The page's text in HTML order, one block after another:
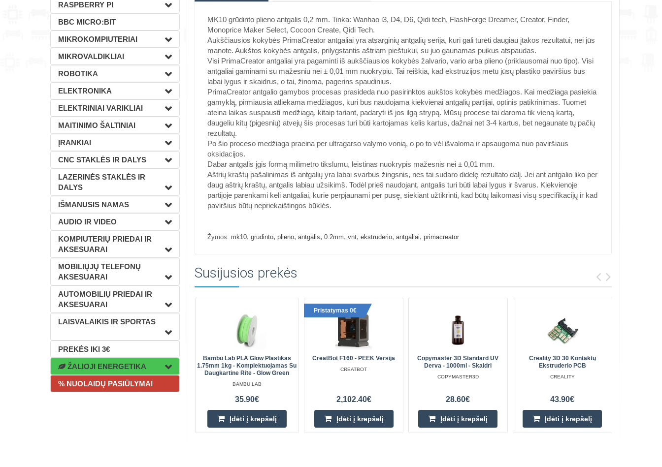
RASPBERRY PI
BBC MICRO:BIT
MIKROKOMPIUTERIAI
MIKROVALDIKLIAI
ROBOTIKA
ELEKTRONIKA
ELEKTRINIAI VARIKLIAI
MAITINIMO ŠALTINIAI
ĮRANKIAI
CNC STAKLĖS IR DALYS
LAZERINĖS STAKLĖS IR
DALYS
IŠMANUSIS NAMAS
AUDIO IR VIDEO
KOMPIUTERIŲ PRIEDAI IR
AKSESUARAI
MOBILIŲJŲ TELEFONŲ
AKSESUARAI
AUTOMOBILIŲ PRIEDAI IR
AKSESUARAI
LAISVALAIKIS IR SPORTAS
PREKĖS IKI 3€
ŽALIOJI ENERGETIKA
% NUOLAIDŲ PASIŪLYMAI
MK10 grūdinto plieno antgalis 0,2 mm. Tinka: Wanhao i3, D4, D6, Qidi tech, FlashForge Dreamer, Creator, Finder,
Monoprice Maker Select, Cocoon Create, Qidi Tech.
Aukščiausios kokybės PrimaCreator antgaliai yra atsarginių antgalių serija, kuri gali turėti daugiau įtakos rezultatui, nei jūs
manote. Aukštos kokybės antgalis, prilygstantis aštriam pieštukui, su juo gaunamas puikus atspaudas.
Visi PrimaCreator antgaliai yra pagaminti iš aukščiausios kokybės žalvario, vario arba plieno (priklausomai nuo tipo). Visi
antgaliai gaminami su mažesniu nei ± 0,01 mm nuokrypiu. Tai reiškia, kad ekstruzijos metu jūsų plastiko paviršius bus
labai lygus ir skaidrus, o tai, žinoma, pagerins spaudinius.
PrimaCreator antgalio gamybos procesas prasideda nuo pasirinktos aukštos kokybės medžiagos. Kai medžiaga pasiekia
gamyklą, pirmiausia atliekama medžiagos, kuri bus naudojama kiekvienai antgalių partijai, optinis patikrinimas. Tuomet
ateina laikas suspausti medžiagą, kitaip tariant, padaryti iš jos ilgą strypą. Mūsų procese tai daroma tik vieną kartą,
daugeliu kitų (pigesnių) atvejų šis procesas turi būti kartojamas kelis kartus, dažnai net 3-4 kartus, bet negaunate tų pačių
rezultatų.
Po šio proceso medžiaga praeina per ultragarso valymo vonią, o po to vėl išvaloma ir apsaugoma nuo paviršiaus
oksidacijos.
Dabar antgalis įgis formą milimetro tikslumu, leistinas nuokrypis mažesnis nei ± 0,01 mm.
Aštrių kraštų pašalinimas iš antgalių yra labai svarbus žingsnis, nes tai sudaro didelę rezultato dalį. Jei ant antgalio liko per
daug aštrių kraštų, antgalis labiau užsikimš. Todėl prieš naudojant, antgalis turi būti labai lygus ir švarus. Kiekvienoje
partijoje parenkami keli antgaliai, kurie perpjaunami per pusę, siekiant užtikrinti, kad būtų laikomasi visų specifikacijų ir kad
paviršius būtų nepriekaištingos būklės.
Žymos: mk10, grūdinto, plieno, antgalis, 0.2mm, vnt, ekstruderio, antgaliai, primacreator
Susijusios prekės
Bambu Lab PLA Glow Plastikas
1.75mm 1kg - Komplektuojamas Su
Daugkartine Rite - Glow Green
BAMBU LAB
35.90€
Įdėti į krepšelį
Pristatymas 0€
CreatBot F160 - PEEK Versija
CREATBOT
2,102.40€
Įdėti į krepšelį
Copymaster 3D Standard UV
Derva - 1000ml - Skaidri
COPYMASTER3D
28.60€
Įdėti į krepšelį
Creality 3D 30 Kontaktų
Ekstruderio PCB
CREALITY
43.90€
Įdėti į krepšelį